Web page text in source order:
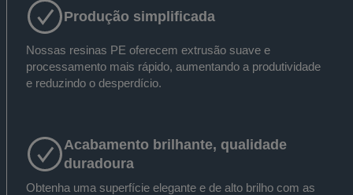
Produção simplificada
Nossas resinas PE oferecem extrusão suave e
processamento mais rápido, aumentando a produtividade
e reduzindo o desperdício.
Acabamento brilhante, qualidade
duradoura
Obtenha uma superfície elegante e de alto brilho com as